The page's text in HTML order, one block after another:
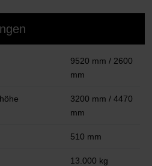
9520 mm / 2600
mm
3200 mm / 4470
mm
510 mm
13.000 kg